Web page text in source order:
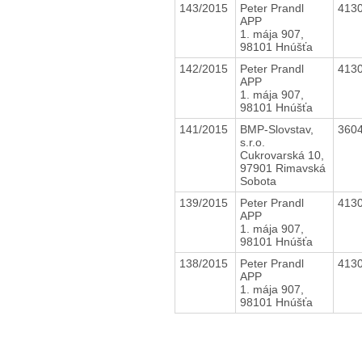
143/2015
Peter Prandl
APP
1. mája 907,
98101 Hnúšťa
142/2015
Peter Prandl
APP
1. mája 907,
98101 Hnúšťa
141/2015
BMP-Slovstav,
s.r.o.
Cukrovarská 10,
97901 Rimavská
Sobota
139/2015
Peter Prandl
APP
1. mája 907,
98101 Hnúšťa
138/2015
Peter Prandl
APP
1. mája 907,
98101 Hnúšťa